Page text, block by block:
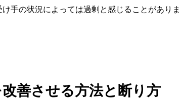
手の状況によっては過剰と感じることがありま
善させる方法と断り方